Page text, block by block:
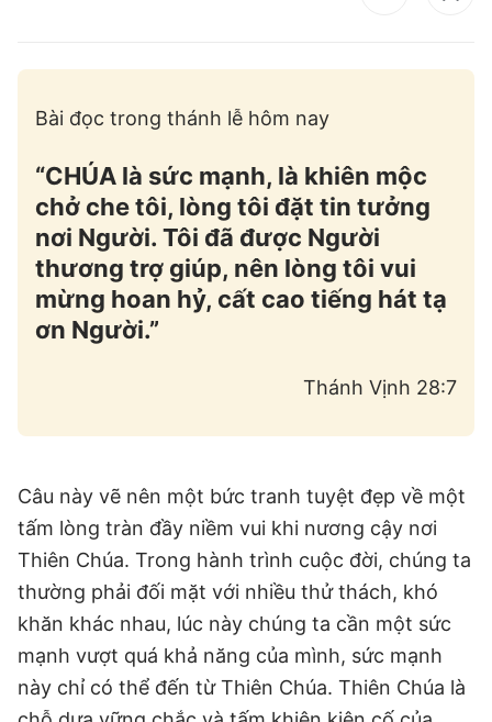
Bài đọc trong thánh lễ hôm nay
“CHÚA là sức mạnh, là khiên mộc
chở che tôi, lòng tôi đặt tin tưởng
nơi Người. Tôi đã được Người
thương trợ giúp, nên lòng tôi vui
mừng hoan hỷ, cất cao tiếng hát tạ
ơn Người.”
Thánh Vịnh 28:7
Câu này vẽ nên một bức tranh tuyệt đẹp về một
tấm lòng tràn đầy niềm vui khi nương cậy nơi
Thiên Chúa. Trong hành trình cuộc đời, chúng ta
thường phải đối mặt với nhiều thử thách, khó
khăn khác nhau, lúc này chúng ta cần một sức
mạnh vượt quá khả năng của mình, sức mạnh
này chỉ có thể đến từ Thiên Chúa. Thiên Chúa là